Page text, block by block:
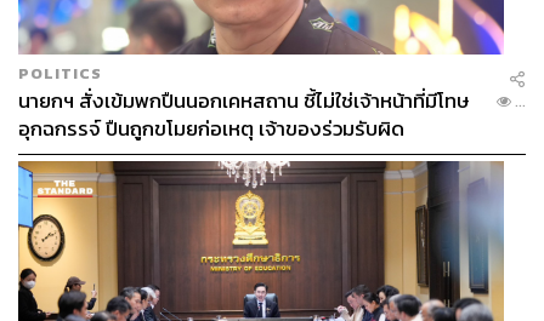
POLITICS
นายกฯ สั่งเข้มพกปืนนอกเคหสถาน ชี้ไม่ใช่เจ้าหน้าที่มีโทษ
อุกฉกรรจ์ ปืนถูกขโมยก่อเหตุ เจ้าของร่วมรับผิด
...